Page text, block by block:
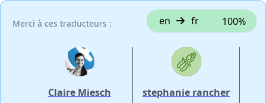
Merci à ces traducteurs : en fr 100%
Claire Miesch stephanie rancher